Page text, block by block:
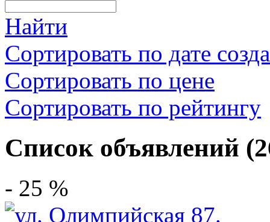
Найти
Сортировать по дате
Сортировать по цене
Сортировать по рейтингу
Список объявлений
- 25 %